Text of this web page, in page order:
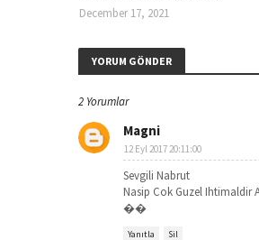
December 17, 2021
YORUM GÖNDER
2 Yorumlar
Magni
12 Eyl 2017 20:11:00
Sevgili Nabrut
Nasip Cok Guzel
��
Yanıtla Sil